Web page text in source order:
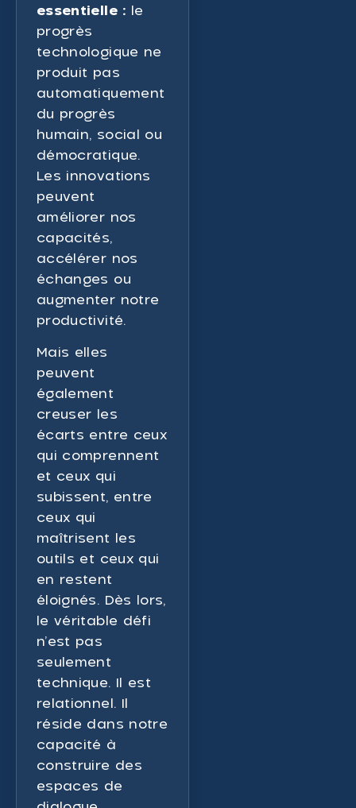
essentielle : le
progrès
technologique ne
produit pas
automatiquement
du progrès
humain, social ou
démocratique.
Les innovations
peuvent
améliorer nos
capacités,
accélérer nos
échanges ou
augmenter notre
productivité.
Mais elles
peuvent
également
creuser les
écarts entre ceux
qui comprennent
et ceux qui
subissent, entre
ceux qui
maîtrisent les
outils et ceux qui
en restent
éloignés. Dès lors,
le véritable défi
n’est pas
seulement
technique. Il est
relationnel. Il
réside dans notre
capacité à
construire des
espaces de